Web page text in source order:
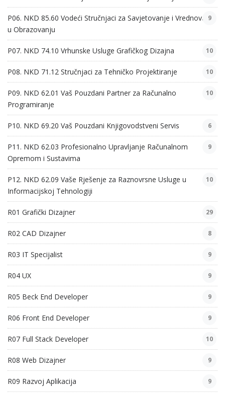
P06. NKD 85.60 Vodeći Stručnjaci za Savjetovanje i Vrednovanje
u Obrazovanju
9
P07. NKD 74.10 Vrhunske Usluge Grafičkog Dizajna 10
P08. NKD 71.12 Stručnjaci za Tehničko Projektiranje 10
P09. NKD 62.01 Vaš Pouzdani Partner za Računalno
Programiranje
10
P10. NKD 69.20 Vaš Pouzdani Knjigovodstveni Servis 6
P11. NKD 62.03 Profesionalno Upravljanje Računalnom
Opremom i Sustavima
9
P12. NKD 62.09 Vaše Rješenje za Raznovrsne Usluge u
Informacijskoj Tehnologiji
10
R01 Grafički Dizajner 29
R02 CAD Dizajner 8
R03 IT Specijalist 9
R04 UX 9
R05 Beck End Developer 9
R06 Front End Developer 9
R07 Full Stack Developer 10
R08 Web Dizajner 9
R09 Razvoj Aplikacija 9